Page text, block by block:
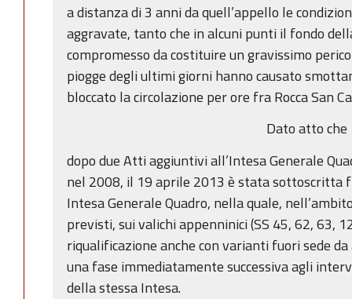
a distanza di 3 anni da quell’appello le
aggravate, tanto che in alcuni punti il fondo
compromesso da costituire un gravissimo
piogge degli ultimi giorni hanno causato
bloccato la circolazione per ore fra Rocca San
Dato atto che
dopo due Atti aggiuntivi all’Intesa Generale
nel 2008, il 19 aprile 2013 è stata sottoscritta
Intesa Generale Quadro, nella quale,
previsti, sui valichi appenninici (SS 45, 62, 63,
riqualificazione anche con varianti fuori sede
una fase immediatamente successiva agli
della stessa Intesa.